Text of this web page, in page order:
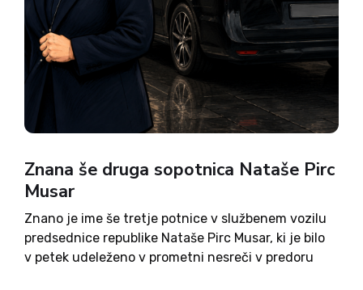
Znana še druga sopotnica Nataše Pirc
Musar
Znano je ime še tretje potnice v službenem vozilu
predsednice republike Nataše Pirc Musar, ki je bilo
v petek udeleženo v prometni nesreči v predoru